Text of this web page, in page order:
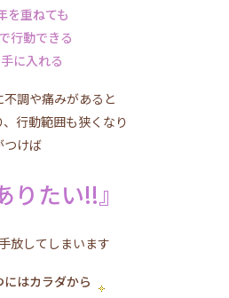
を重ねても
行動できる
に入れる
調や痛みがあると
行動範囲も狭くなり
つけば
りたい!!』
放してしまいます
はカラダから